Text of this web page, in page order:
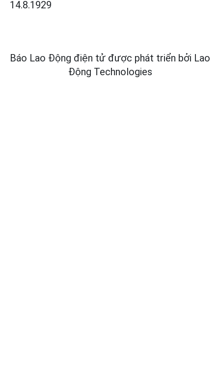
14.8.1929
Báo Lao Động điện tử được phát triển bởi Lao
Động Technologies